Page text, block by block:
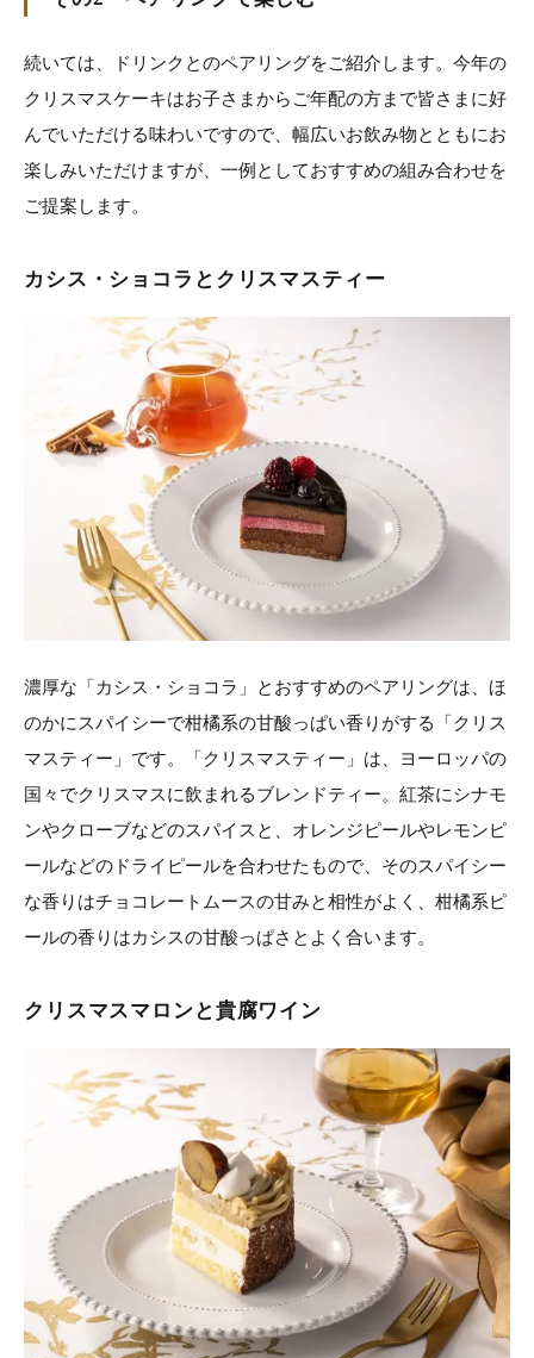
続いては、ドリンクとのペアリングをご紹介します。今年の
クリスマスケーキはお子さまからご年配の方まで皆さまに好
んでいただける味わいですので、幅広いお飲み物とともにお
楽しみいただけますが、一例としておすすめの組み合わせを
ご提案します。
カシス・ショコラとクリスマスティー
濃厚な「カシス・ショコラ」とおすすめのペアリングは、ほ
のかにスパイシーで柑橘系の甘酸っぱい香りがする「クリス
マスティー」です。「クリスマスティー」は、ヨーロッパの
国々でクリスマスに飲まれるブレンドティー。紅茶にシナモ
ンやクローブなどのスパイスと、オレンジピールやレモンピ
ールなどのドライピールを合わせたもので、そのスパイシー
な香りはチョコレートムースの甘みと相性がよく、柑橘系ピ
ールの香りはカシスの甘酸っぱさとよく合います。
クリスマスマロンと貴腐ワイン